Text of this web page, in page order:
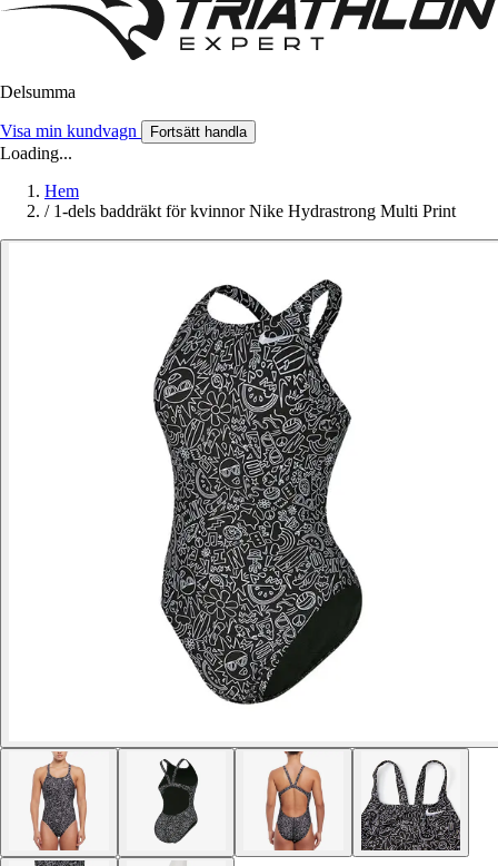
Delsumma
Visa min kundvagn Fortsätt handla
Loading...
Hem
/ 1-dels baddräkt för kvinnor Nike Hydrastrong Multi Print